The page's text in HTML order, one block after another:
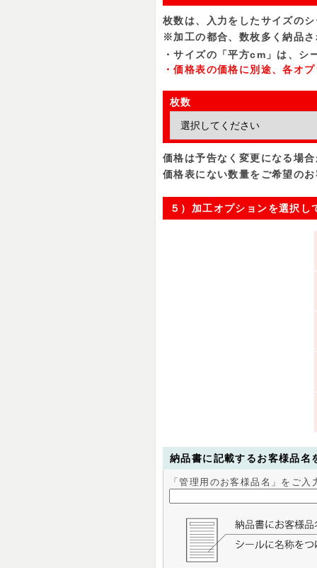
枚数は、入力をしたサイズの
※加工の都合、数枚多く納品
・サイズの「平方cm」は、
・価格表の価格に別途、各オ
枚数
価格は予告なく変更になる場
価格表にない数量をご希望の
５）加工オプションを選択し
納品書に記載するお客様品名
「管理用のお客様品名」をご入